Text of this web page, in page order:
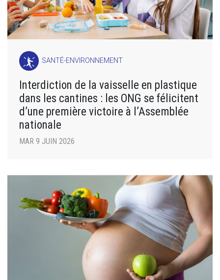
SANTÉ-ENVIRONNEMENT
Interdiction de la vaisselle en plastique
dans les cantines : les ONG se félicitent
d’une première victoire à l’Assemblée
nationale
MAR 9 JUIN 2026